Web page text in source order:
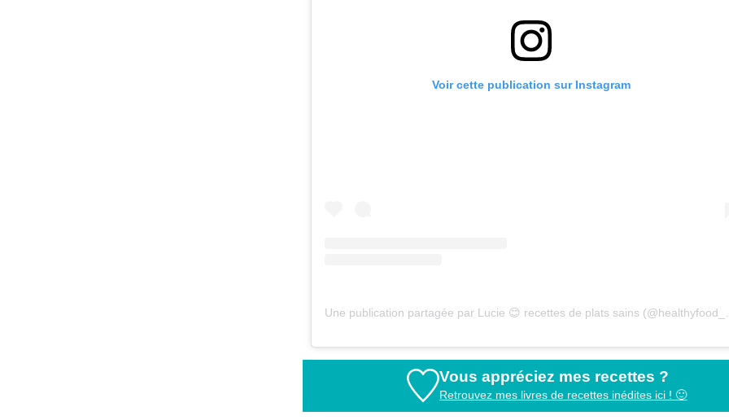
Voir cette publication sur Instagram
Vous appréciez mes recettes ?
Retrouvez mes livres de recettes inédites ici ! 🙂